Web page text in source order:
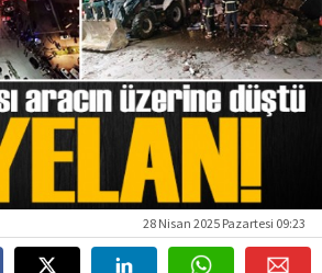
28 Nisan 2025 Pazartesi 09:23